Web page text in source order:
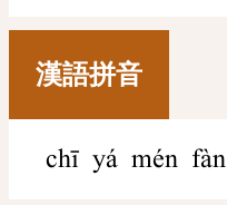
漢語拼音
chī yá mén fàn